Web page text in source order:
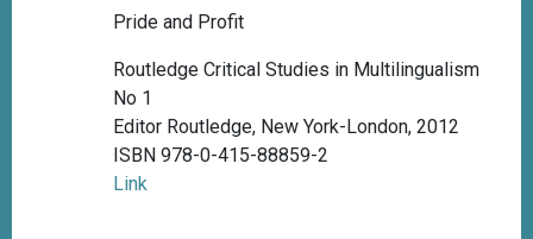
Pride and Profit
Routledge Critical Studies in Multilingualism
No 1
Editor Routledge, New York-London, 2012
ISBN 978-0-415-88859-2
Link